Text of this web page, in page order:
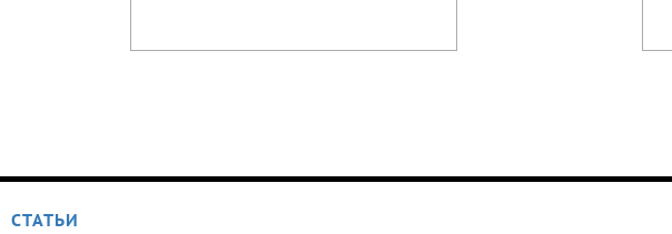
СТАТЬИ